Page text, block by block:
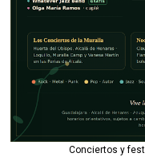
Conciertos y